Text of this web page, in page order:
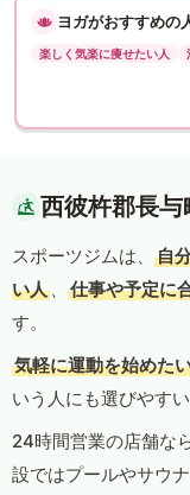
ヨガがおすすめの
楽しく気楽に痩せたい人
西彼杵郡長
スポーツジムは、
自
い人 、 仕事や予定に
す。
気軽に運動を始めた
いう人にも選びやす
24時間営業の店舗な
設ではプールやサウ